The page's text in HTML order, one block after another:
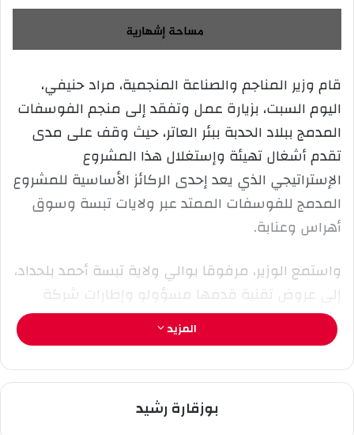
س
ل
ب
ي
د
إ
ل
ك
ت
ي
ا
قام وزير المناجم والصناعة المنجمية، مراد حنيفي،
اليوم السبت، بزيارة عمل وتفقد إلى منجم الفوسفات
المدمج ببلاد الحدبة ببئر العاتر، حيث وقف على مدى
تقدم أشغال تهيئة وإستغلال هذا المشروع
الإستراتيجي الذي يعد إحدى الركائز الأساسية للمشروع
المدمج للفوسفات الممتد عبر ولايات تبسة وسوق
أهراس وعنابة.
واستمع الوزير، مرفوقا بوالي ولاية تبسة أحمد بلحداد،
إلى عروض تقنية قدمها مسؤولو وإطارات شركة
“صوميفوص” حول وتيرة الأشغال وبرنامج الإستغلال،
مع التأكيد على تسريع الإنجاز لضمان دخول المنجم حيز
الخدمة في الآجال المحددة ورفع قدرات الإنتاج تدريجيا
لتلبية إحتياجات وحدات التحويل و إنتاج الأسمدة.
المزيد
بوزقارة رشيد